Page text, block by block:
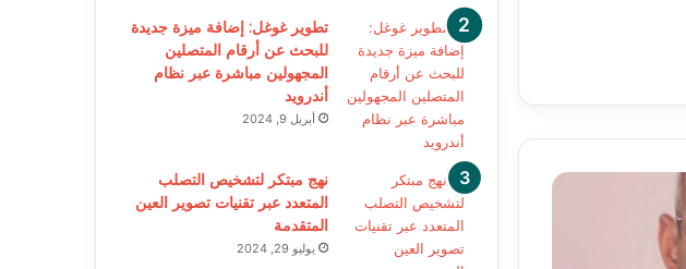
تطوير غوغل: إضافة ميزة جديدة
للبحث عن أرقام المتصلين
المجهولين مباشرة عبر نظام
أندرويد
أبريل 9, 2024
نهج مبتكر لتشخيص التصلب
المتعدد عبر تقنيات تصوير العين
المتقدمة
يوليو 29, 2024